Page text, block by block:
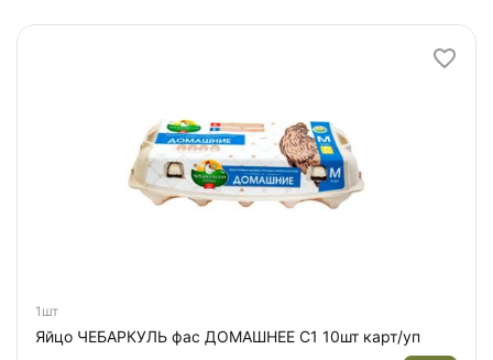
1шт
Яйцо ЧЕБАРКУЛЬ фас ДОМАШНЕЕ С1 10шт карт/уп